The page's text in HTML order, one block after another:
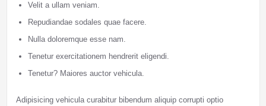
Velit a ullam veniam.
Repudiandae sodales quae facere.
Nulla doloremque esse nam.
Tenetur exercitationem hendrerit eligendi.
Tenetur? Maiores auctor vehicula.
Adipisicing vehicula curabitur bibendum aliquip corrupti optio